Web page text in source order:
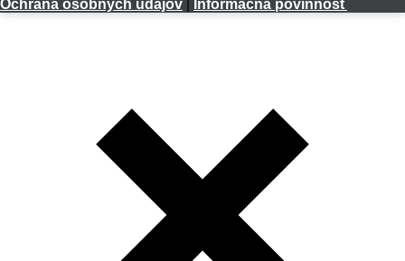
Ochrana osobných údajov
Informačná povinnosť